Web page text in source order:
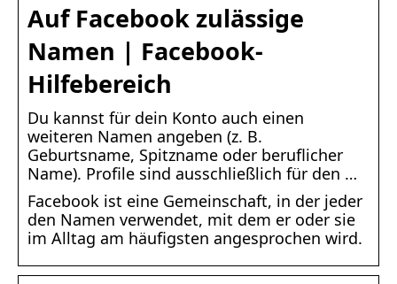
Auf Facebook zulässige
Namen | Facebook-
Hilfebereich
Du kannst für dein Konto auch einen
weiteren Namen angeben (z. B.
Geburtsname, Spitzname oder beruflicher
Name). Profile sind ausschließlich für den …
Facebook ist eine Gemeinschaft, in der jeder
den Namen verwendet, mit dem er oder sie
im Alltag am häufigsten angesprochen wird.